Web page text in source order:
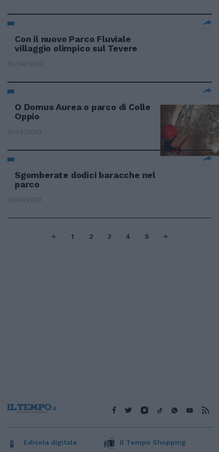
Con il nuovo Parco Fluviale
villaggio olimpico sul Tevere
18/04/2010
O Domus Aurea o parco di Colle
Oppio
11/04/2010
Sgomberate dodici baracche nel
parco
11/04/2010
1 2 3 4 5
Edicola digitale Il Tempo Shopping